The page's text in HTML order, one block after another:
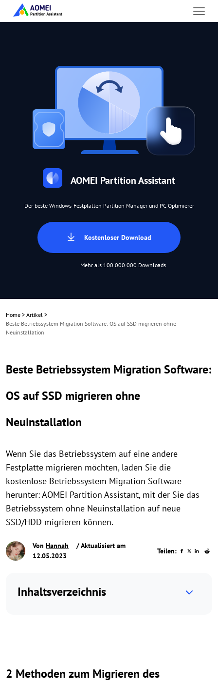
AOMEI Partition Assistant
Der beste Windows-Festplatten Partition Manager und PC-Optimierer
Kostenloser Download
Mehr als 100.000.000 Downloads
Home > Artikel >
Beste Betriebssystem Migration Software: OS auf SSD migrieren ohne
Neuinstallation
Beste Betriebssystem Migration Software:
OS auf SSD migrieren ohne
Neuinstallation
Wenn Sie das Betriebssystem auf eine andere
Festplatte migrieren möchten, laden Sie die
kostenlose Betriebssystem Migration Software
herunter: AOMEI Partition Assistant, mit der Sie das
Betriebssystem ohne Neuinstallation auf neue
SSD/HDD migrieren können.
Von Hannah
/ Aktualisiert am
12.05.2023
Teilen:
Inhaltsverzeichnis
2 Methoden zum Migrieren des